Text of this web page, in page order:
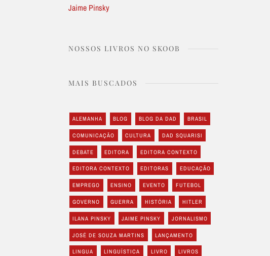
Jaime Pinsky
NOSSOS LIVROS NO SKOOB
MAIS BUSCADOS
ALEMANHA BLOG BLOG DA DAD BRASIL
COMUNICAÇÃO CULTURA DAD SQUARISI
DEBATE EDITORA EDITORA CONTEXTO
EDITORA CONTEXTO EDITORAS EDUCAÇÃO
EMPREGO ENSINO EVENTO FUTEBOL
GOVERNO GUERRA HISTÓRIA HITLER
ILANA PINSKY JAIME PINSKY JORNALISMO
JOSÉ DE SOUZA MARTINS LANÇAMENTO
LINGUA LINGUÍSTICA LIVRO LIVROS